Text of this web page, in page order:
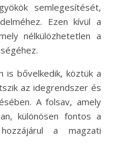
semlegesítését,
Ezen kívül a
nélkülözhetetlen a
is bővelkedik, köztük a
az idegrendszer és
A folsav, amely
különösen fontos a
a magzati